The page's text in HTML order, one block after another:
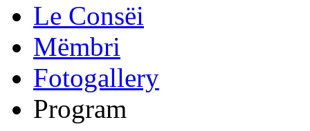
Le Consëi
Mëmbri
Fotogallery
Program